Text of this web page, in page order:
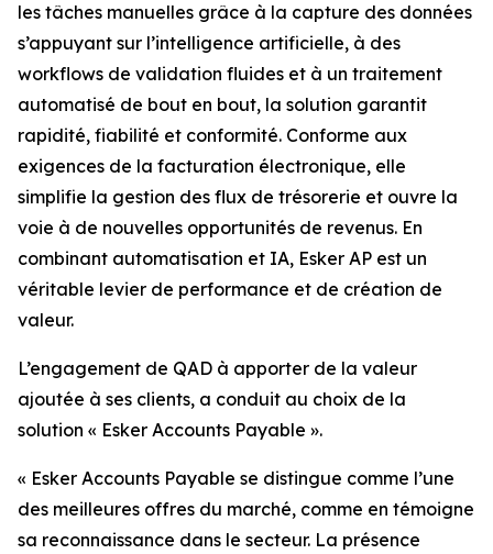
les tâches manuelles grâce à la capture des données
s’appuyant sur l’intelligence artificielle, à des
workflows de validation fluides et à un traitement
automatisé de bout en bout, la solution garantit
rapidité, fiabilité et conformité. Conforme aux
exigences de la facturation électronique, elle
simplifie la gestion des flux de trésorerie et ouvre la
voie à de nouvelles opportunités de revenus. En
combinant automatisation et IA, Esker AP est un
véritable levier de performance et de création de
valeur.
L’engagement de QAD à apporter de la valeur
ajoutée à ses clients, a conduit au choix de la
solution « Esker Accounts Payable ».
« Esker Accounts Payable se distingue comme l’une
des meilleures offres du marché, comme en témoigne
sa reconnaissance dans le secteur. La présence